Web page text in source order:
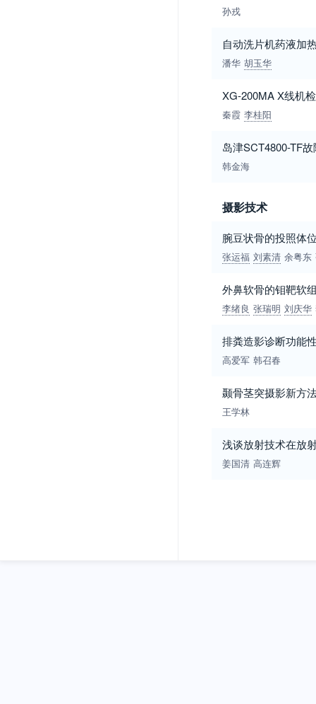
孙戎
自动洗片机药液加
潘华 胡玉华
XG-200MA X线机
秦霞 李桂阳
岛津SCT4800-TF
韩金海
摄影技术
腕豆状骨的投照体
张运福 刘素清 余粤东
外鼻软骨的钼靶软
李绪良 张瑞明 刘庆华
排粪造影诊断功能
高爱军 韩召春
颞骨茎突摄影新方
王学林
浅谈放射技术在放
姜国清 高连辉